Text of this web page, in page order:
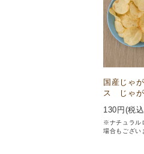
国産じゃ
ス じゃが
130 円(税
※ナチュラル
場合もござい